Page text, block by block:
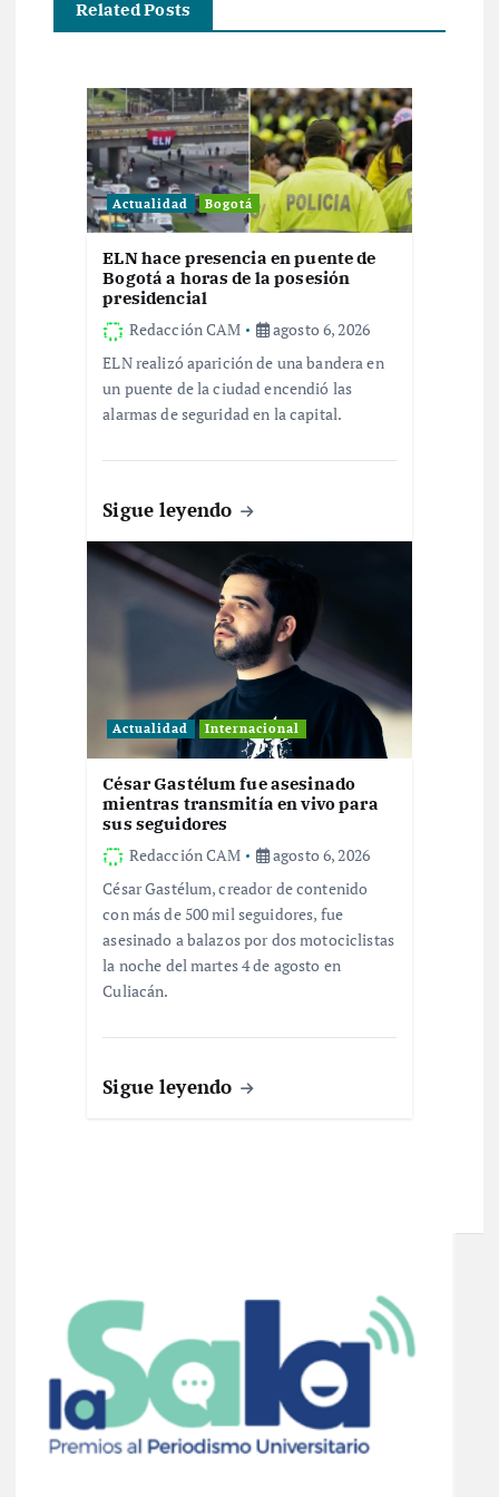
a
Related Posts
Actualidad Bogotá
ELN hace presencia en puente de
Bogotá a horas de la posesión
presidencial
Redacción CAM
agosto 6, 2026
ELN realizó aparición de una bandera en
un puente de la ciudad encendió las
alarmas de seguridad en la capital.
Sigue leyendo
Actualidad Internacional
César Gastélum fue asesinado
mientras transmitía en vivo para
sus seguidores
Redacción CAM
agosto 6, 2026
César Gastélum, creador de contenido
con más de 500 mil seguidores, fue
asesinado a balazos por dos motociclistas
la noche del martes 4 de agosto en
Culiacán.
Sigue leyendo